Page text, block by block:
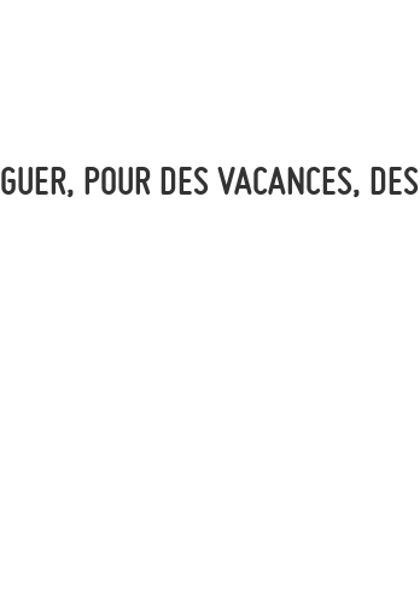
POUR DES VACANCES, DES